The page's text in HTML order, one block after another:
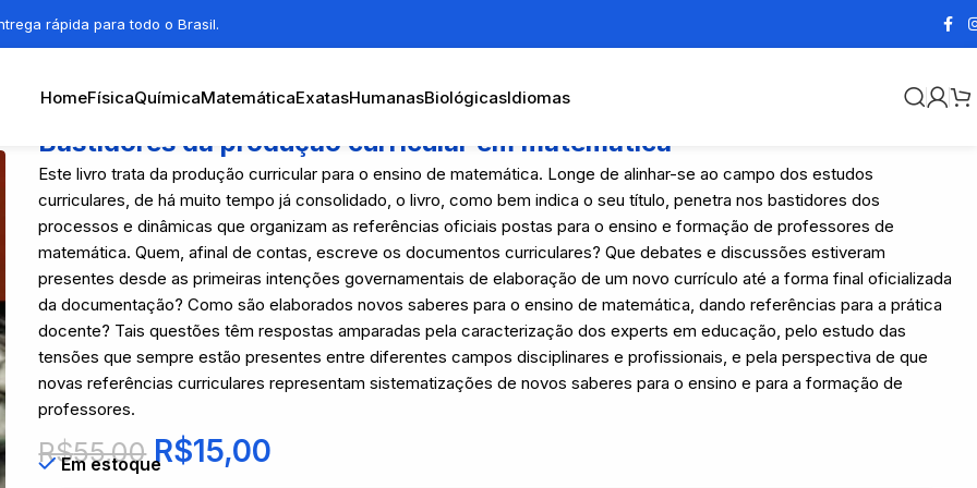
rápida para todo o Brasil.
HomeFísicaQuímicaMatemáticaExatasHumanasBiológicasIdiomas
Bastidores da produção curricular em matemática
Este livro trata da produção curricular para o ensino de matemática. Longe de alinhar-se ao campo dos estudos
curriculares, de há muito tempo já consolidado, o livro, como bem indica o seu título, penetra nos bastidores dos
processos e dinâmicas que organizam as referências oficiais postas para o ensino e formação de professores de
matemática. Quem, afinal de contas, escreve os documentos curriculares? Que debates e discussões estiveram
presentes desde as primeiras intenções governamentais de elaboração de um novo currículo até a forma final oficializada
da documentação? Como são elaborados novos saberes para o ensino de matemática, dando referências para a prática
docente? Tais questões têm respostas amparadas pela caracterização dos experts em educação, pelo estudo das
tensões que sempre estão presentes entre diferentes campos disciplinares e profissionais, e pela perspectiva de que
novas referências curriculares representam sistematizações de novos saberes para o ensino e para a formação de
professores.
R$55,00 R$15,00
Em estoque